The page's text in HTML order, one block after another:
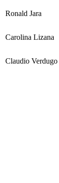
Ronald Jara
Carolina Lizana
Claudio Verdugo